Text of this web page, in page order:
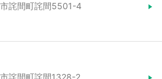
詫間町詫間5501-4
詫間町詫間1328-2